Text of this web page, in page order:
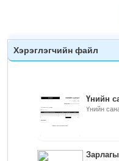
Хэрэглэгчийн файл
Үнийн
Үнийн